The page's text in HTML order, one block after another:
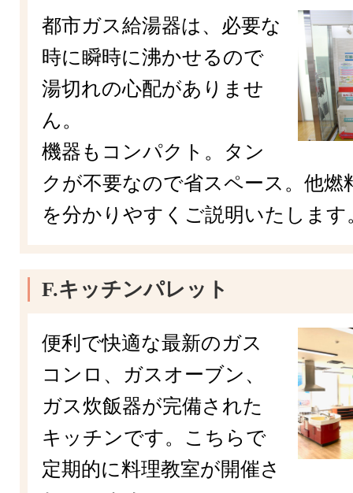
都市ガス給湯器は、必要な
時に瞬時に沸かせるので
湯切れの心配がありませ
ん。
機器もコンパクト。タン
クが不要なので省スペース。他燃
を分かりやすくご説明いたします
F.キッチンパレット
便利で快適な最新のガス
コンロ、ガスオーブン、
ガス炊飯器が完備された
キッチンです。こちらで
定期的に料理教室が開催さ